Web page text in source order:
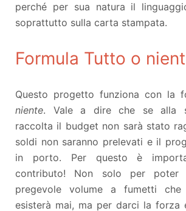
perché per sua natura il
soprattutto sulla carta stampata.
Formula Tutto o
Questo progetto funziona con la
niente. Vale a dire che se alla
raccolta il budget non sarà stato
soldi non saranno prelevati e il
in porto. Per questo è
contributo! Non solo per
pregevole volume a fumetti che
esisterà mai, ma per darci la forza